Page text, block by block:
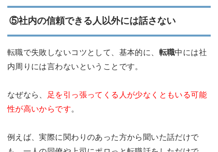
⑤社内の信頼できる人以外には話さない
転職で失敗しないコツとして、基本的に、 転職中には社
内周りには言わないということです。
なぜなら、
足を引っ張ってくる人が少なくともいる可能
性が高いからです。
例えば、実際に関わりのあった方から聞いた話だけで